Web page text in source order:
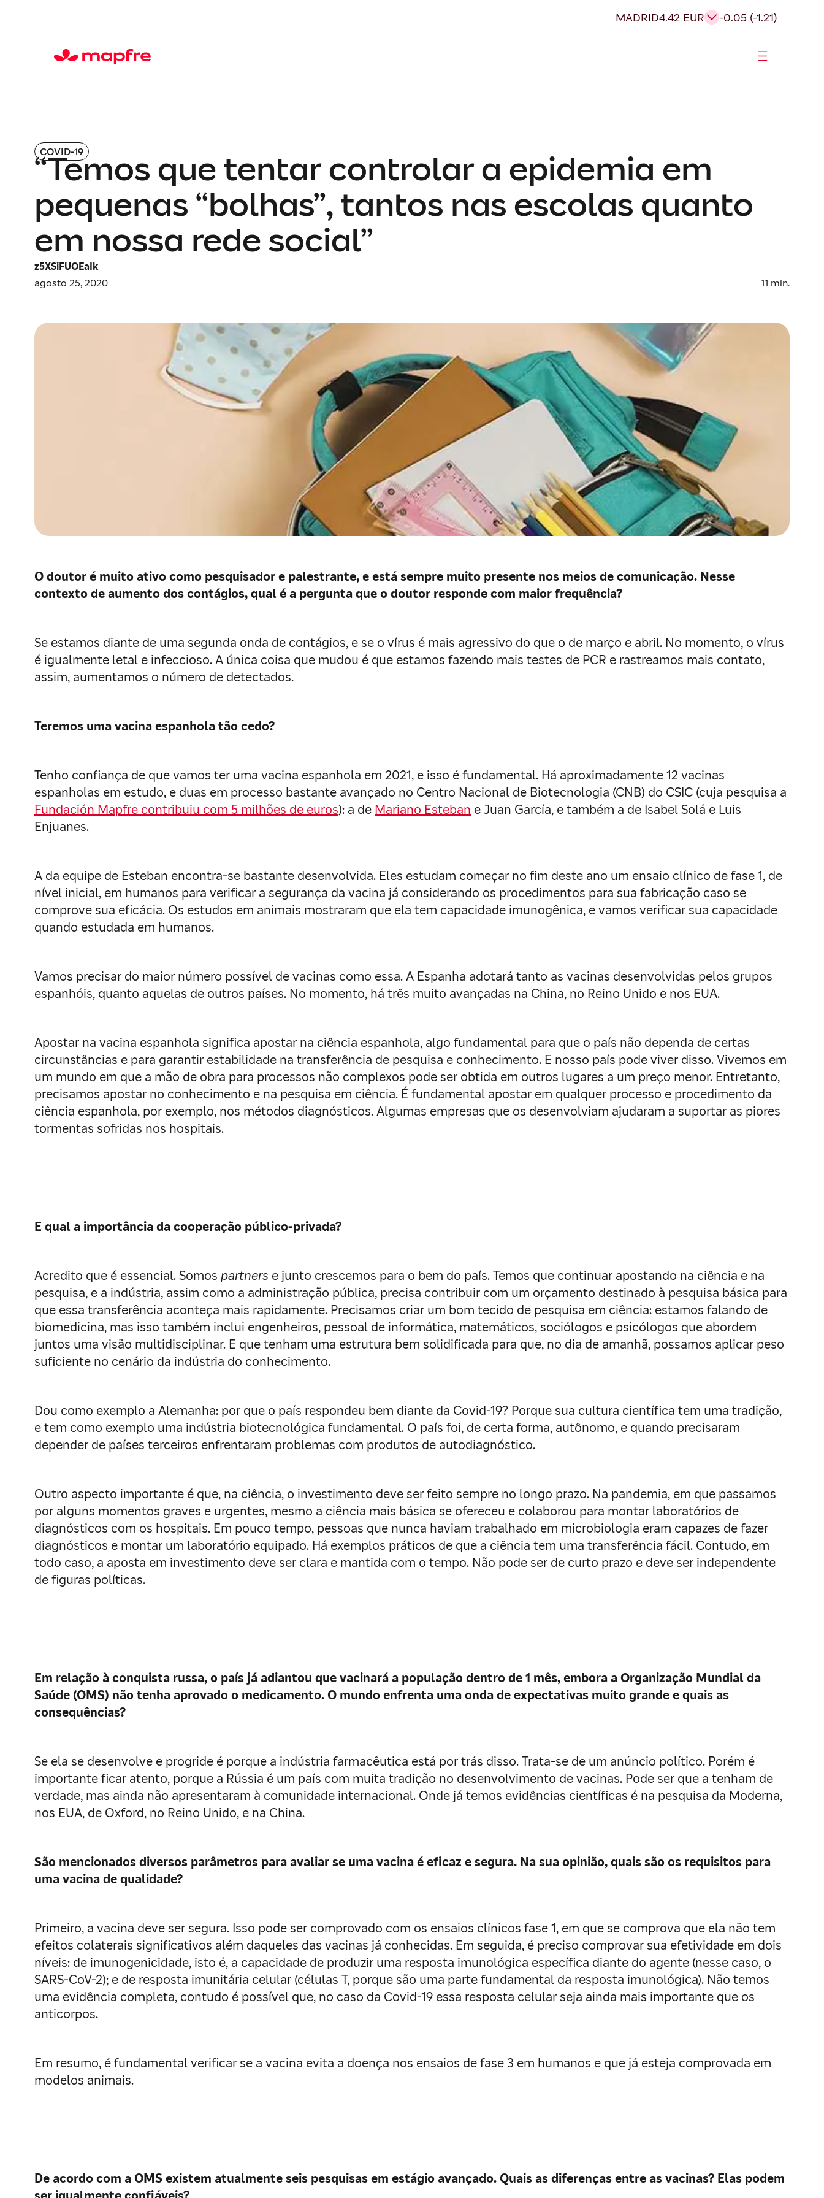
MADRID4.42 EUR -0.05 (-1.21)
COVID-19
“Temos que tentar controlar a epidemia em
pequenas “bolhas”, tantos nas escolas quanto
em nossa rede social”
z5XSiFUOEaIk
agosto 25, 2020
11 min.
O doutor é muito ativo como pesquisador e palestrante, e está sempre muito presente nos meios de comunicação. Nesse
contexto de aumento dos contágios, qual é a pergunta que o doutor responde com maior frequência?
Se estamos diante de uma segunda onda de contágios, e se o vírus é mais agressivo do que o de março e abril. No momento, o vírus
é igualmente letal e infeccioso. A única coisa que mudou é que estamos fazendo mais testes de PCR e rastreamos mais contato,
assim, aumentamos o número de detectados.
Teremos uma vacina espanhola tão cedo?
Tenho confiança de que vamos ter uma vacina espanhola em 2021, e isso é fundamental. Há aproximadamente 12 vacinas
espanholas em estudo, e duas em processo bastante avançado no Centro Nacional de Biotecnologia (CNB) do CSIC (cuja pesquisa a
Fundación Mapfre contribuiu com 5 milhões de euros): a de Mariano Esteban e Juan García, e também a de Isabel Solá e Luis
Enjuanes.
A da equipe de Esteban encontra-se bastante desenvolvida. Eles estudam começar no fim deste ano um ensaio clínico de fase 1, de
nível inicial, em humanos para verificar a segurança da vacina já considerando os procedimentos para sua fabricação caso se
comprove sua eficácia. Os estudos em animais mostraram que ela tem capacidade imunogênica, e vamos verificar sua capacidade
quando estudada em humanos.
Vamos precisar do maior número possível de vacinas como essa. A Espanha adotará tanto as vacinas desenvolvidas pelos grupos
espanhóis, quanto aquelas de outros países. No momento, há três muito avançadas na China, no Reino Unido e nos EUA.
Apostar na vacina espanhola significa apostar na ciência espanhola, algo fundamental para que o país não dependa de certas
circunstâncias e para garantir estabilidade na transferência de pesquisa e conhecimento. E nosso país pode viver disso. Vivemos em
um mundo em que a mão de obra para processos não complexos pode ser obtida em outros lugares a um preço menor. Entretanto,
precisamos apostar no conhecimento e na pesquisa em ciência. É fundamental apostar em qualquer processo e procedimento da
ciência espanhola, por exemplo, nos métodos diagnósticos. Algumas empresas que os desenvolviam ajudaram a suportar as piores
tormentas sofridas nos hospitais.
E qual a importância da cooperação público-privada?
Acredito que é essencial. Somos partners e junto crescemos para o bem do país. Temos que continuar apostando na ciência e na
pesquisa, e a indústria, assim como a administração pública, precisa contribuir com um orçamento destinado à pesquisa básica para
que essa transferência aconteça mais rapidamente. Precisamos criar um bom tecido de pesquisa em ciência: estamos falando de
biomedicina, mas isso também inclui engenheiros, pessoal de informática, matemáticos, sociólogos e psicólogos que abordem
juntos uma visão multidisciplinar. E que tenham uma estrutura bem solidificada para que, no dia de amanhã, possamos aplicar peso
suficiente no cenário da indústria do conhecimento.
Dou como exemplo a Alemanha: por que o país respondeu bem diante da Covid-19? Porque sua cultura científica tem uma tradição,
e tem como exemplo uma indústria biotecnológica fundamental. O país foi, de certa forma, autônomo, e quando precisaram
depender de países terceiros enfrentaram problemas com produtos de autodiagnóstico.
Outro aspecto importante é que, na ciência, o investimento deve ser feito sempre no longo prazo. Na pandemia, em que passamos
por alguns momentos graves e urgentes, mesmo a ciência mais básica se ofereceu e colaborou para montar laboratórios de
diagnósticos com os hospitais. Em pouco tempo, pessoas que nunca haviam trabalhado em microbiologia eram capazes de fazer
diagnósticos e montar um laboratório equipado. Há exemplos práticos de que a ciência tem uma transferência fácil. Contudo, em
todo caso, a aposta em investimento deve ser clara e mantida com o tempo. Não pode ser de curto prazo e deve ser independente
de figuras políticas.
Em relação à conquista russa, o país já adiantou que vacinará a população dentro de 1 mês, embora a Organização Mundial da
Saúde (OMS) não tenha aprovado o medicamento. O mundo enfrenta uma onda de expectativas muito grande e quais as
consequências?
Se ela se desenvolve e progride é porque a indústria farmacêutica está por trás disso. Trata-se de um anúncio político. Porém é
importante ficar atento, porque a Rússia é um país com muita tradição no desenvolvimento de vacinas. Pode ser que a tenham de
verdade, mas ainda não apresentaram à comunidade internacional. Onde já temos evidências científicas é na pesquisa da Moderna,
nos EUA, de Oxford, no Reino Unido, e na China.
São mencionados diversos parâmetros para avaliar se uma vacina é eficaz e segura. Na sua opinião, quais são os requisitos para
uma vacina de qualidade?
Primeiro, a vacina deve ser segura. Isso pode ser comprovado com os ensaios clínicos fase 1, em que se comprova que ela não tem
efeitos colaterais significativos além daqueles das vacinas já conhecidas. Em seguida, é preciso comprovar sua efetividade em dois
níveis: de imunogenicidade, isto é, a capacidade de produzir uma resposta imunológica específica diante do agente (nesse caso, o
SARS-CoV-2); e de resposta imunitária celular (células T, porque são uma parte fundamental da resposta imunológica). Não temos
uma evidência completa, contudo é possível que, no caso da Covid-19 essa resposta celular seja ainda mais importante que os
anticorpos.
Em resumo, é fundamental verificar se a vacina evita a doença nos ensaios de fase 3 em humanos e que já esteja comprovada em
modelos animais.
De acordo com a OMS existem atualmente seis pesquisas em estágio avançado. Quais as diferenças entre as vacinas? Elas podem